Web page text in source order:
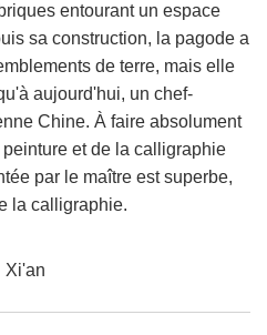
entourant un espace
sa construction, la pagode a
de terre, mais elle
aujourd'hui, un chef-
Chine. À faire absolument
et de la calligraphie
par le maître est superbe,
la calligraphie.
Xi'an